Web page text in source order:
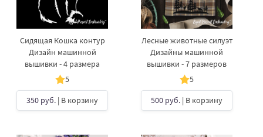
Сидящая Кошка контур
Дизайн машинной
вышивки - 4 размера
5
350 руб. | В корзину
Лесные животные силуэт
Дизайны машинной
вышивки - 7 размеров
5
500 руб. | В корзину